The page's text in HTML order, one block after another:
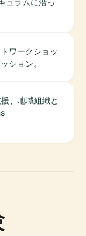
ュラムに沿っ
ワークショッ
ション。
、地域組織と